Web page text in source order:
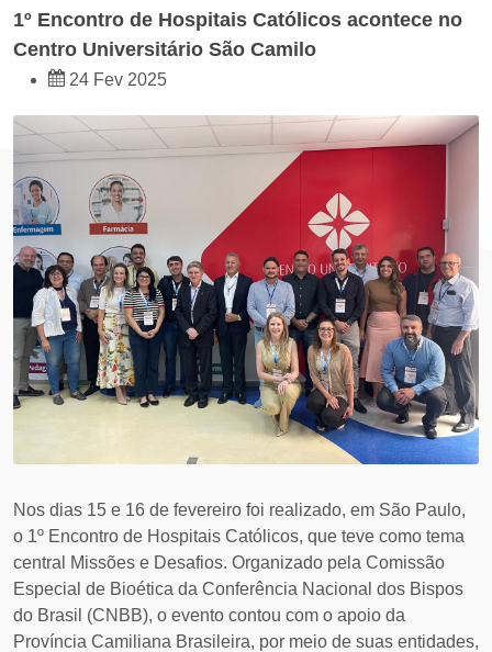
1º Encontro de Hospitais Católicos acontece no
Centro Universitário São Camilo
24 Fev 2025
Nos dias 15 e 16 de fevereiro foi realizado, em São Paulo,
o 1º Encontro de Hospitais Católicos, que teve como tema
central Missões e Desafios. Organizado pela Comissão
Especial de Bioética da Conferência Nacional dos Bispos
do Brasil (CNBB), o evento contou com o apoio da
Província Camiliana Brasileira, por meio de suas entidades,